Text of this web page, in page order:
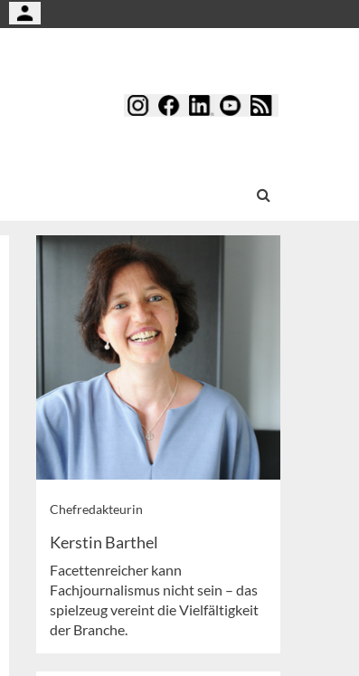
Chefredakteurin
Kerstin Barthel
Facettenreicher kann
Fachjournalismus nicht sein – das
spielzeug vereint die Vielfältigkeit
der Branche.